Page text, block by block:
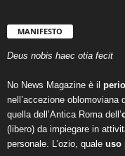
MANIFESTO
Deus nobis haec otia fecit
No News Magazine è il
nell’accezione
quella dell’Antica Roma dell’
(libero) da impiegare in
personale. L’ozio, quale uso